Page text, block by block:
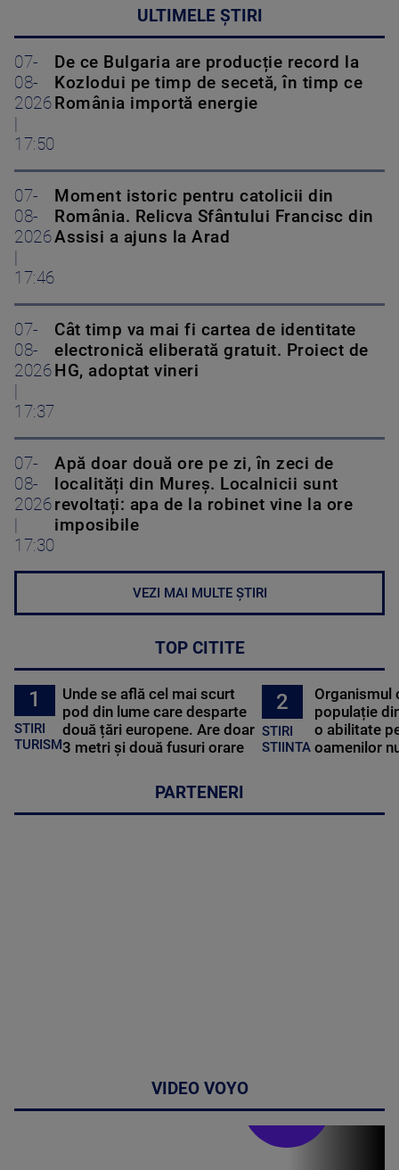
ULTIMELE ȘTIRI
07-
08-
2026
17:50
De ce Bulgaria are producție record la
Kozlodui pe timp de secetă, în timp ce
România importă energie
07-
08-
2026
17:46
Moment istoric pentru catolicii din
România. Relicva Sfântului Francisc din
Assisi a ajuns la Arad
07-
08-
2026
17:37
Cât timp va mai fi cartea de identitate
electronică eliberată gratuit. Proiect de
HG, adoptat vineri
07-
08-
2026
17:30
Apă doar două ore pe zi, în zeci de
localități din Mureș. Localnicii sunt
revoltați: apa de la robinet vine la ore
imposibile
VEZI MAI MULTE ȘTIRI
TOP CITITE
1
STIRI
TURISM
Unde se află cel mai scurt
pod din lume care desparte
două țări europene. Are doar
3 metri și două fusuri orare
2
STIRI
STIINTA
Organismul
populație
o abilitate
oamenilor
PARTENERI
VIDEO VOYO